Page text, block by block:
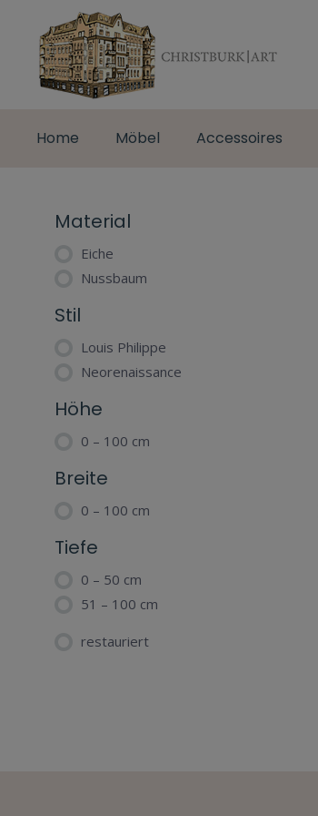
Home Möbel Accessoires
Material
Eiche
Nussbaum
Stil
Louis Philippe
Neorenaissance
Höhe
0 – 100 cm
Breite
0 – 100 cm
Tiefe
0 – 50 cm
51 – 100 cm
restauriert